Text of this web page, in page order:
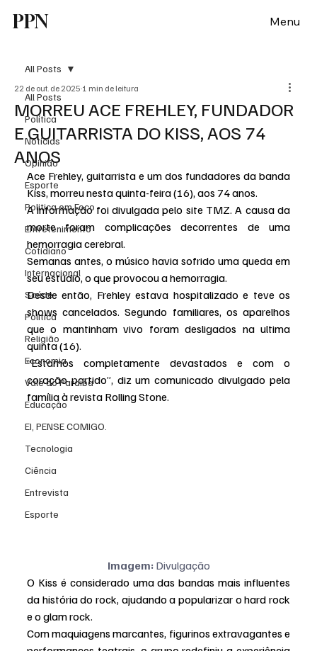
PPN Menu
All Posts
Política
Notícias
Opinião
Esporte
Politica em Foco
Entretenimento
Cotidiano
Internacional
Saúde
Politica
Religião
Economia
Vale do Paraiba
Educação
EI, PENSE COMIGO.
Tecnologia
Ciência
Entrevista
Esporte
All Posts
MORREU ACE FREHLEY, FUNDADOR
E GUITARRISTA DO KISS, AOS 74
ANOS
22 de out. de 2025 1 min de leitura
Ace Frehley, guitarrista e um dos fundadores da banda
Kiss, morreu nesta quinta-feira (16), aos 74 anos.
A informação foi divulgada pelo site TMZ. A causa da
morte foram complicações decorrentes de uma
hemorragia cerebral.
Semanas antes, o músico havia sofrido uma queda em
seu estúdio, o que provocou a hemorragia.
Desde então, Frehley estava hospitalizado e teve os
shows cancelados. Segundo familiares, os aparelhos
que o mantinham vivo foram desligados na ultima
quinta (16).
“Estamos completamente devastados e com o
coração partido”, diz um comunicado divulgado pela
família à revista Rolling Stone.
Imagem: Divulgação
O Kiss é considerado uma das bandas mais influentes
da história do rock, ajudando a popularizar o hard rock
e o glam rock.
Com maquiagens marcantes, figurinos extravagantes e